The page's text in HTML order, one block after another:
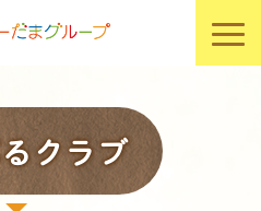
クラブ